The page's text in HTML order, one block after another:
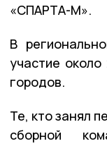
«СПАРТА-М».
В
участие
городов.
Те, кто занял
сборной